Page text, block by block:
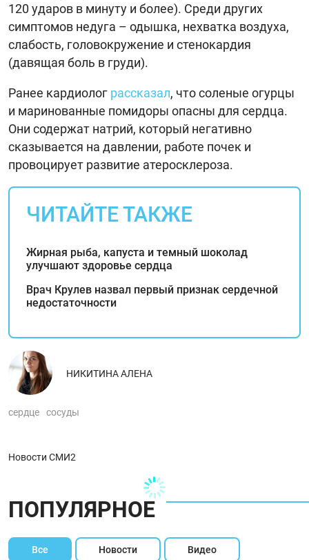
120 ударов в минуту и более). Среди других
симптомов недуга – одышка, нехватка воздуха,
слабость, головокружение и стенокардия
(давящая боль в груди).
Ранее кардиолог рассказал, что соленые огурцы
и маринованные помидоры опасны для сердца.
Они содержат натрий, который негативно
сказывается на давлении, работе почек и
провоцирует развитие атеросклероза.
ЧИТАЙТЕ ТАКЖЕ
Жирная рыба, капуста и темный шоколад
улучшают здоровье сердца
Врач Крулев назвал первый признак сердечной
недостаточности
НИКИТИНА АЛЕНА
сердце сосуды
Новости СМИ2
ПОПУЛЯРНОЕ
Все Новости Видео